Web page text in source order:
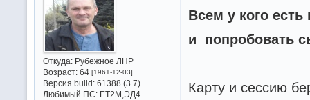
Откуда:Рубежное ЛНР
Возраст:64 [1961-12-03]
Версия build:61388 (3.7)
Любимый ПС:ET2M,ЭД4
Всем у кого есть
и попробовать
Карту и сессию